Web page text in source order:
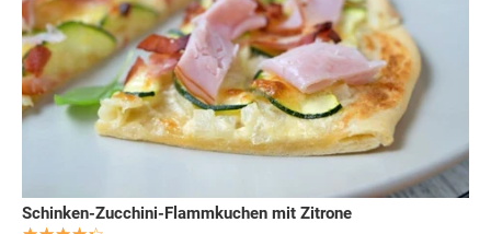
Schinken-Zucchini-Flammkuchen mit Zitrone